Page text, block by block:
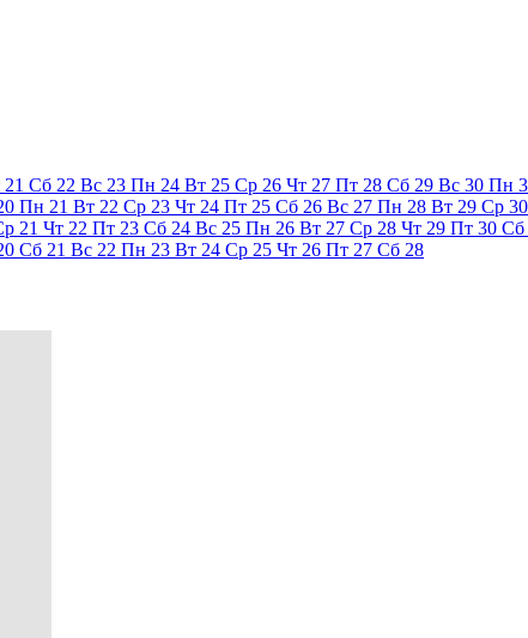
21 Сб 22 Вс 23 Пн 24 Вт 25 Ср 26 Чт 27 Пт 28 Сб 29 Вс 30 Пн
Пн 21 Вт 22 Ср 23 Чт 24 Пт 25 Сб 26 Вс 27 Пн 28 Вт 29 Ср 30
21 Чт 22 Пт 23 Сб 24 Вс 25 Пн 26 Вт 27 Ср 28 Чт 29 Пт 30 Сб
Сб 21 Вс 22 Пн 23 Вт 24 Ср 25 Чт 26 Пт 27 Сб 28